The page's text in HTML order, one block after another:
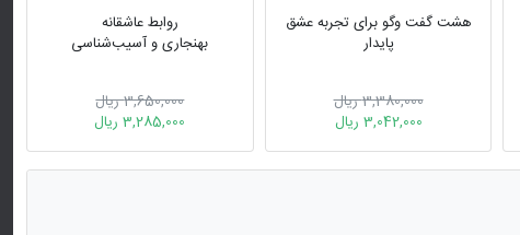
هشت گفت وگو برای تجربه عشق
پایدار
3,380,000 ریال
3,042,000 ریال
روابط عاشقانه
بهنجاری و آسیب‌شناسی
3,650,000 ریال
3,285,000 ریال